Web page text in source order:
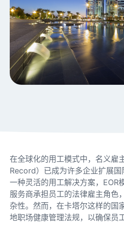
在全球化的用工模式中，名义雇
Record）已成为许多企业扩展
一种灵活的用工解决方案，EOR
服务商承担员工的法律雇主角色
杂性。然而，在卡塔尔这样的国
地职场健康管理法规，以确保员